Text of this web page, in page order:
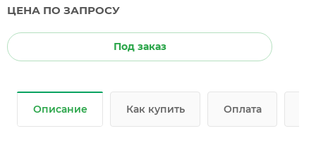
ЦЕНА ПО ЗАПРОСУ
Под заказ
Описание Как купить Оплата